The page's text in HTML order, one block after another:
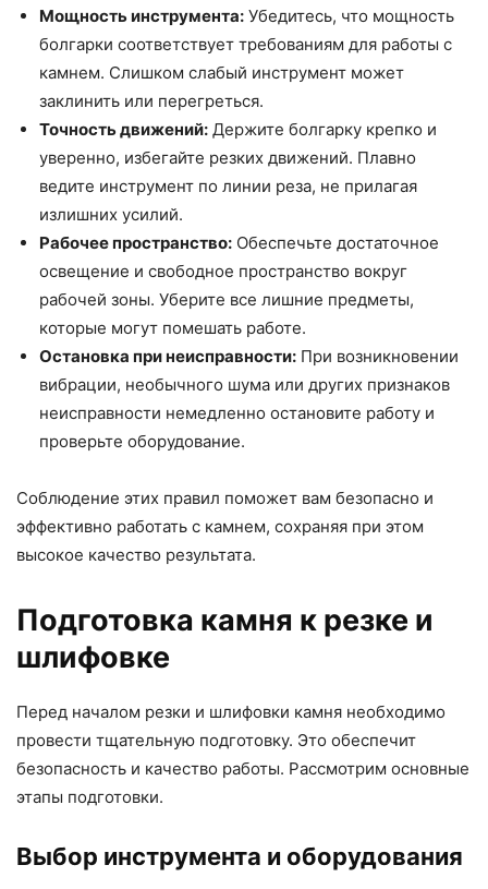
Мощность инструмента: Убедитесь, что мощность
болгарки соответствует требованиям для работы с
камнем. Слишком слабый инструмент может
заклинить или перегреться.
Точность движений: Держите болгарку крепко и
уверенно, избегайте резких движений. Плавно
ведите инструмент по линии реза, не прилагая
излишних усилий.
Рабочее пространство: Обеспечьте достаточное
освещение и свободное пространство вокруг
рабочей зоны. Уберите все лишние предметы,
которые могут помешать работе.
Остановка при неисправности: При возникновении
вибрации, необычного шума или других признаков
неисправности немедленно остановите работу и
проверьте оборудование.
Соблюдение этих правил поможет вам безопасно и
эффективно работать с камнем, сохраняя при этом
высокое качество результата.
Подготовка камня к резке и
шлифовке
Перед началом резки и шлифовки камня необходимо
провести тщательную подготовку. Это обеспечит
безопасность и качество работы. Рассмотрим основные
этапы подготовки.
Выбор инструмента и оборудования